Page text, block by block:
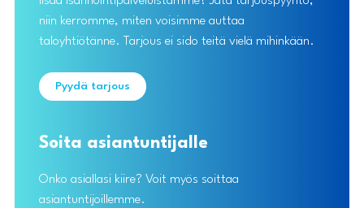
niin kerromme, miten voisimme auttaa
taloyhtiötänne. Tarjous ei sido teitä vielä mihinkään.
Pyydä tarjous
Soita asiantuntijalle
Onko asiallasi kiire? Voit myös soittaa
asiantuntijoillemme.